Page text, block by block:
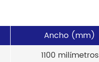
Ancho (mm)
1100 milímetros